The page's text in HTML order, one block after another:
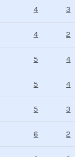
4 3
4 2
5 4
5 4
5 3
6 2